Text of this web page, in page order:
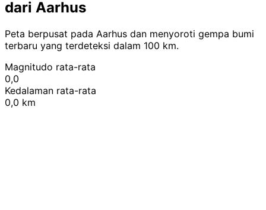
dari Aarhus
Peta berpusat pada Aarhus dan menyoroti gempa bumi
terbaru yang terdeteksi dalam 100 km.
Magnitudo rata-rata
0,0
Kedalaman rata-rata
0,0 km